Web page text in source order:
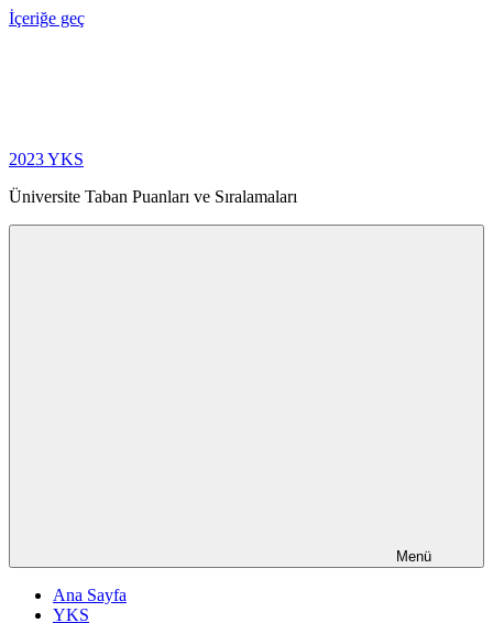
İçeriğe geç
2023 YKS
Üniversite Taban Puanları ve Sıralamaları
Menü
Ana Sayfa
YKS